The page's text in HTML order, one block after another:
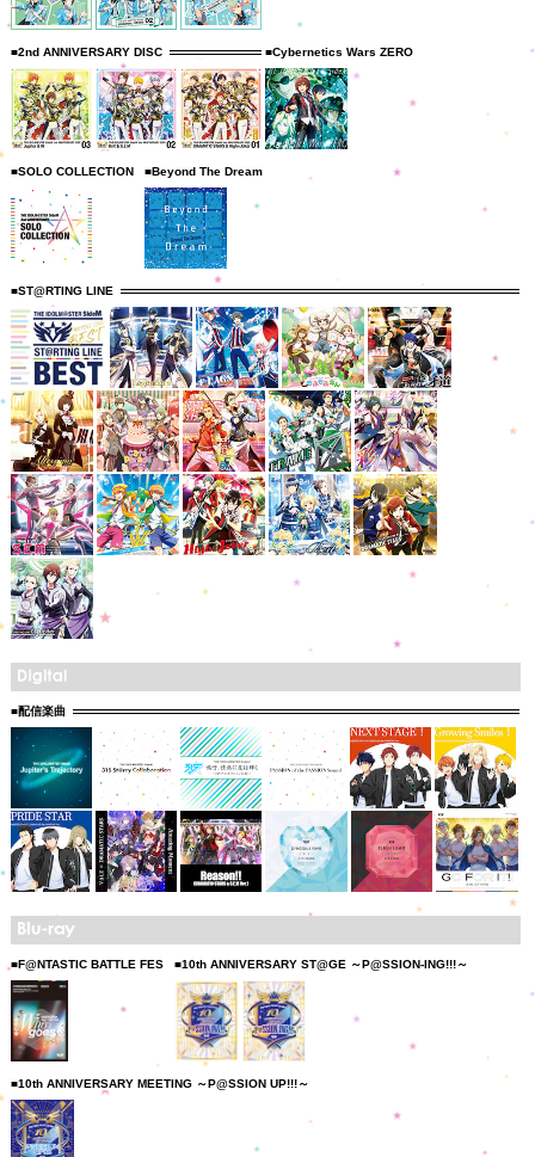
■2nd ANNIVERSARY DISC ■Cybernetics Wars ZERO
■SOLO COLLECTION ■Beyond The Dream
■ST@RTING LINE
■配信楽曲
■F@NTASTIC BATTLE FES ■10th ANNIVERSARY ST@GE ～P@SSION-ING!!!～
■10th ANNIVERSARY MEETING ～P@SSION UP!!!～